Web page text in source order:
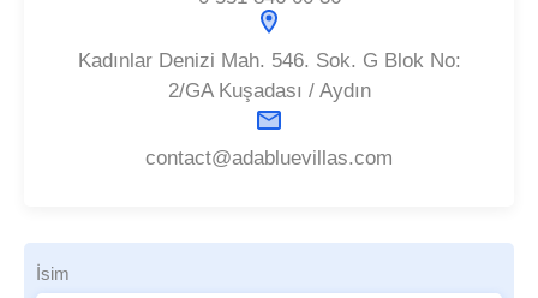
Kadınlar Denizi Mah. 546. Sok. G Blok No:
2/GA Kuşadası / Aydın
contact@adabluevillas.com
İsim